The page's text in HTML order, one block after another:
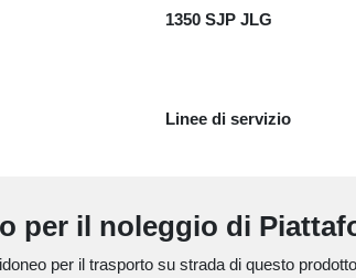
1350 SJP JLG
Linee di servizio
per il noleggio di
per il trasporto su strada di questo